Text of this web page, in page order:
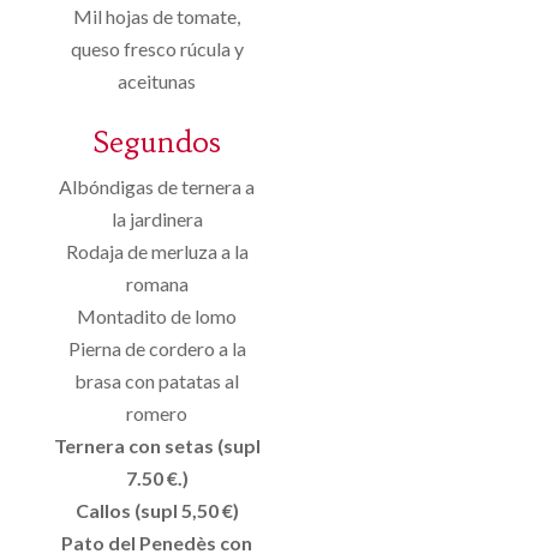
Mil hojas de tomate,
queso fresco rúcula y
aceitunas
Segundos
Albóndigas de ternera a
la jardinera
Rodaja de merluza a la
romana
Montadito de lomo
Pierna de cordero a la
brasa con patatas al
romero
Ternera con setas (supl
7.50 €.)
Callos (supl 5,50 €)
Pato del Penedès con